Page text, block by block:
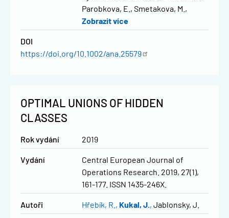
Parobkova, E.
Smetakova, M.
Zobrazit více
DOI
https://doi.org/10.1002/ana.25579
OPTIMAL UNIONS OF HIDDEN
CLASSES
Rok vydání 2019
Vydání
Central European Journal of
Operations Research. 2019, 27(1),
161-177. ISSN 1435-246X.
Autoři Hřebík, R. Kukal, J. Jablonsky, J.